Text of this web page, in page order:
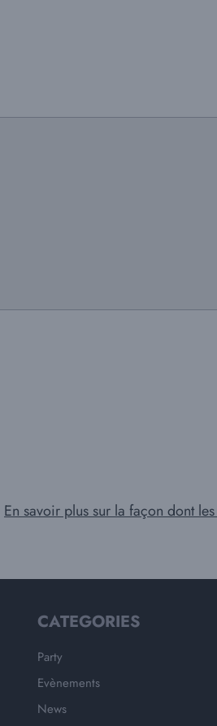
En savoir plus sur la façon dont
CATEGORIES
Party
Evènements
News